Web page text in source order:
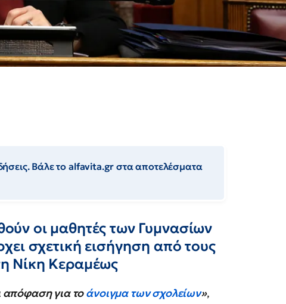
Βάλε το alfavita.gr στα αποτελέσματα
οι μαθητές των Γυμνασίων
σχετική εισήγηση από τους
Νίκη Κεραμέως
απόφαση για τοάνοιγμα των σχολείων»,